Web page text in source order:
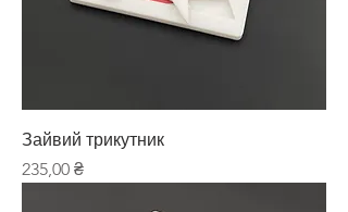
Зайвий трикутник
Ціна
235,00 ₴